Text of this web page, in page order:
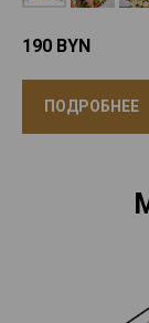
190 BYN
ПОДРОБНЕЕ